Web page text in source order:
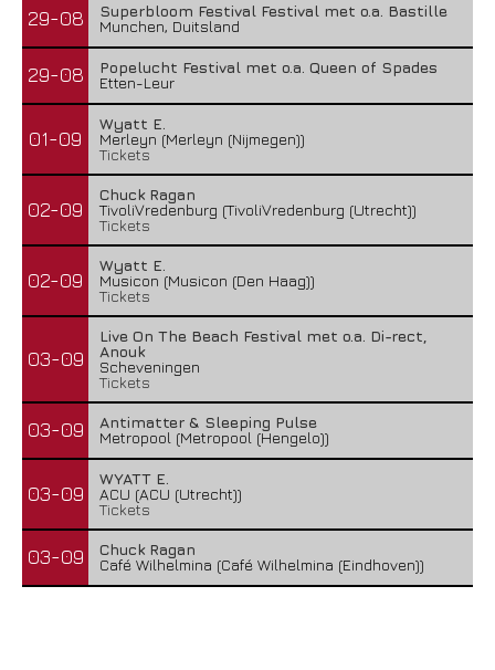
29-08
Superbloom Festival Festival met o.a. Bastille
Munchen, Duitsland
29-08
Popelucht Festival met o.a. Queen of Spades
Etten-Leur
01-09
Wyatt E.
Merleyn (Merleyn (Nijmegen))
Tickets
02-09
Chuck Ragan
TivoliVredenburg (TivoliVredenburg (Utrecht))
Tickets
02-09
Wyatt E.
Musicon (Musicon (Den Haag))
Tickets
03-09
Live On The Beach Festival met o.a. Di-rect,
Anouk
Scheveningen
Tickets
03-09
Antimatter & Sleeping Pulse
Metropool (Metropool (Hengelo))
03-09
WYATT E.
ACU (ACU (Utrecht))
Tickets
03-09
Chuck Ragan
Café Wilhelmina (Café Wilhelmina (Eindhoven))